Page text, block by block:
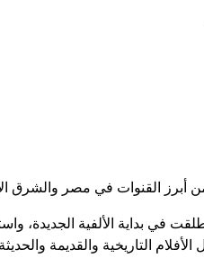
التاريخية والقديمة